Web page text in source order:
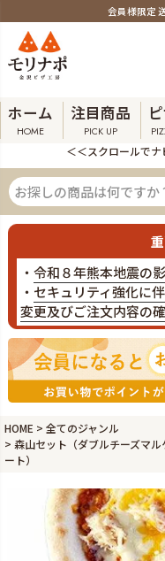
会員様限定
ホーム
HOME
注目商品
PICK UP
＜＜スクロールで
・ 令和８年熊本地震の
・ セキュリティ強化に
変更及びご注文内容の
HOME
全てのジャンル
森山セット（ダブルチーズマ
ート）